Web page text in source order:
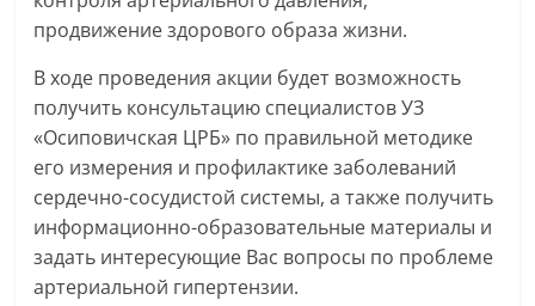
продвижение здорового образа жизни.
В ходе проведения акции будет возможность
получить консультацию специалистов УЗ
«Осиповичская ЦРБ» по правильной методике
его измерения и профилактике заболеваний
сердечно-сосудистой системы, а также получить
информационно-образовательные материалы и
задать интересующие Вас вопросы по проблеме
артериальной гипертензии.